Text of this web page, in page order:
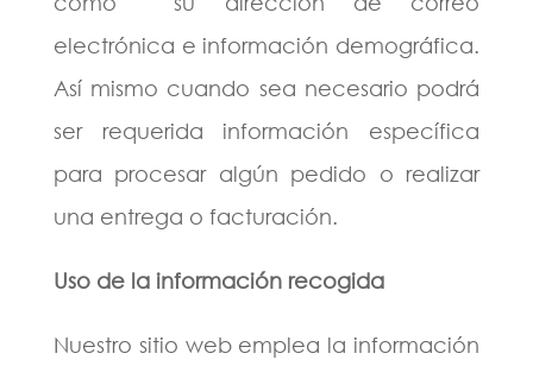
electrónica e información demográfica.
Así mismo cuando sea necesario podrá
ser requerida información específica
para procesar algún pedido o realizar
una entrega o facturación.
Uso de la información recogida
Nuestro sitio web emplea la información